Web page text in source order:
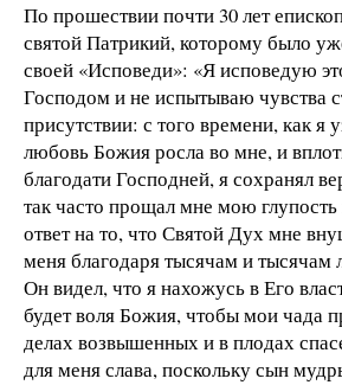
По прошествии почти 30 лет
святой Патрикий, которому было
своей «Исповеди»: «Я исповедую
Господом и не испытываю чувства
присутствии: с того времени, как я
любовь Божия росла во мне, и
благодати Господней, я сохранял
так часто прощал мне мою
ответ на то, что Святой Дух мне
меня благодаря тысячам и тысячам
Он видел, что я нахожусь в Его
будет воля Божия, чтобы мои чада
делах возвышенных и в плодах
для меня слава, поскольку сын